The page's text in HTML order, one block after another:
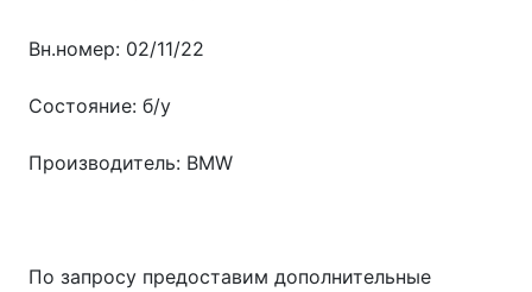
Вн.номер: 02/11/22
Состояние: б/у
Производитель: BMW
По запросу предоставим дополнительные